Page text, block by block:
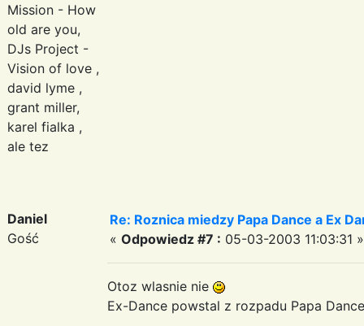
Mission - How
old are you,
DJs Project -
Vision of love ,
david lyme ,
grant miller,
karel fialka ,
ale tez
Daniel
Gość
Re: Roznica miedzy Papa Dance a Ex
« Odpowiedz #7 : 05-03-2003 11:03:31 »
Otoz wlasnie nie
Ex-Dance powstal z rozpadu Papa